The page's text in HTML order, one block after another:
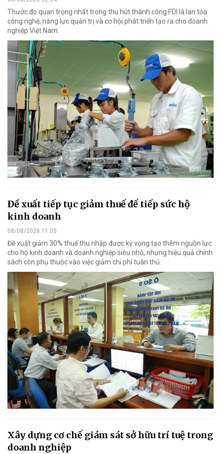
Thước đo quan trọng nhất trong thu hút thành công FDI là lan tỏa
công nghệ, năng lực quản trị và cơ hội phát triển tạo ra cho doanh
nghiệp Việt Nam.
Đề xuất tiếp tục giảm thuế để tiếp sức hộ
kinh doanh
08/08/2026 11:05
Đề xuất giảm 30% thuế thu nhập được kỳ vọng tạo thêm nguồn lực
cho hộ kinh doanh và doanh nghiệp siêu nhỏ, nhưng hiệu quả chính
sách còn phụ thuộc vào việc giảm chi phí tuân thủ.
Xây dựng cơ chế giám sát sở hữu trí tuệ trong
doanh nghiệp